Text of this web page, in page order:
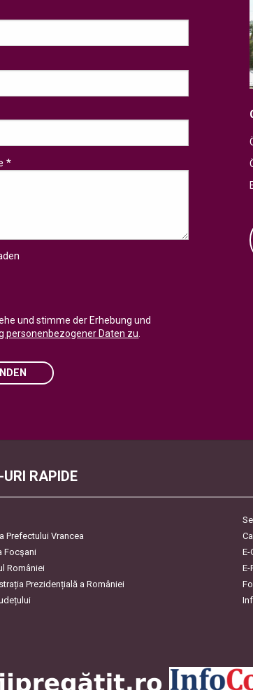
*
und stimme der Erhebung und
personenbezogener Daten zu.
URI RAPIDE
Prefectului Vrancea
Focşani
E-
României
E-
Prezidențială a României